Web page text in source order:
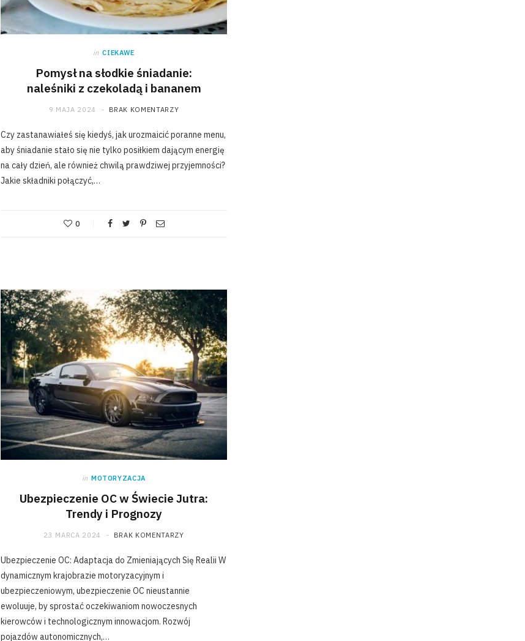
in CIEKAWE
Pomysł na słodkie śniadanie:
naleśniki z czekoladą i bananem
9 MAJA 2024 BRAK KOMENTARZY
Czy zastanawiałeś się kiedyś, jak urozmaicić poranne menu,
aby śniadanie stało się nie tylko posiłkiem dającym energię
na cały dzień, ale również chwilą prawdziwej przyjemności?
Jakie składniki połączyć,…
0
in MOTORYZACJA
Ubezpieczenie OC w Świecie Jutra:
Trendy i Prognozy
23 MARCA 2024 BRAK KOMENTARZY
Ubezpieczenie OC: Adaptacja do Zmieniających Się Realii W
dynamicznym krajobrazie motoryzacyjnym i
ubezpieczeniowym, ubezpieczenie OC nieustannie
ewoluuje, by sprostać oczekiwaniom nowoczesnych
kierowców i technologicznym innowacjom. Rozwój
pojazdów autonomicznych,…